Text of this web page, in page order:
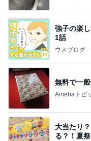
強子の楽
1話
ウメブログ
無料で一
Amebaトピ
大当たり
る？！夏